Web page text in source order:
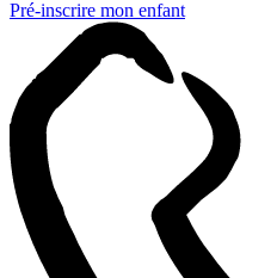
Pré-inscrire mon enfant